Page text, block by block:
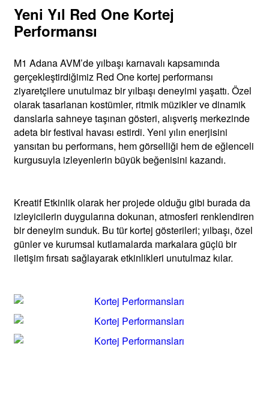
Yeni Yıl Red One Kortej
Performansı
M1 Adana AVM’de yılbaşı karnavalı kapsamında
gerçekleştirdiğimiz Red One kortej performansı
ziyaretçilere unutulmaz bir yılbaşı deneyimi yaşattı. Özel
olarak tasarlanan kostümler, ritmik müzikler ve dinamik
danslarla sahneye taşınan gösteri, alışveriş merkezinde
adeta bir festival havası estirdi. Yeni yılın enerjisini
yansıtan bu performans, hem görselliği hem de eğlenceli
kurgusuyla izleyenlerin büyük beğenisini kazandı.
Kreatif Etkinlik olarak her projede olduğu gibi burada da
izleyicilerin duygularına dokunan, atmosferi renklendiren
bir deneyim sunduk. Bu tür kortej gösterileri; yılbaşı, özel
günler ve kurumsal kutlamalarda markalara güçlü bir
iletişim fırsatı sağlayarak etkinlikleri unutulmaz kılar.